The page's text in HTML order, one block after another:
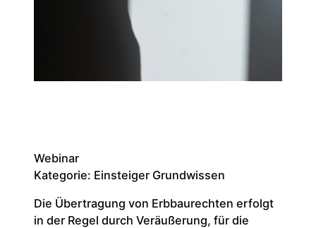
Webinar
Kategorie: Einsteiger Grundwissen
Die Übertragung von Erbbaurechten erfolgt
in der Regel durch Veräußerung, für die